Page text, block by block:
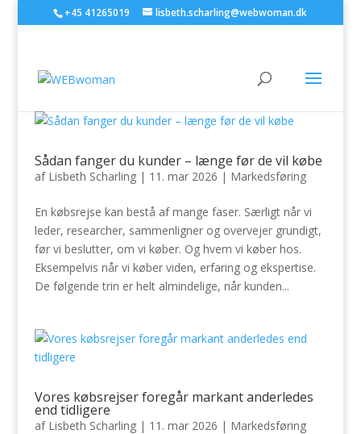
+45 41265019 lisbeth.scharling@webwoman.dk
Sådan fanger du kunder – længe før de vil købe
af Lisbeth Scharling| 11. mar 2026 | Markedsføring
En købsrejse kan bestå af mange faser. Særligt når vi
leder, researcher, sammenligner og overvejer grundigt,
før vi beslutter, om vi køber. Og hvem vi køber hos.
Eksempelvis når vi køber viden, erfaring og ekspertise.
De følgende trin er helt almindelige, når kunden...
Vores købsrejser foregår markant anderledes
end tidligere
af Lisbeth Scharling| 11. mar 2026 | Markedsføring